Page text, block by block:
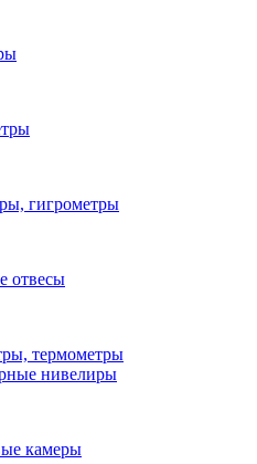
гигрометры
отвесы
термометры
нивелиры
камеры